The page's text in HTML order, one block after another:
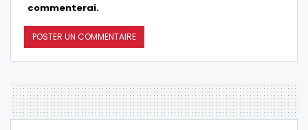
commenterai.